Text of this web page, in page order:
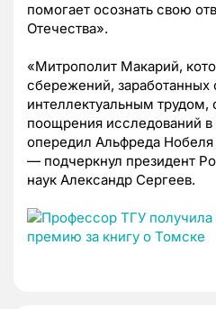
помогает осознать свою
Отечества».
«Митрополит Макарий,
сбережений,
интеллектуальным трудом,
поощрения исследований в
опередил Альфреда
— подчеркнул президент
наук Александр Сергеев.